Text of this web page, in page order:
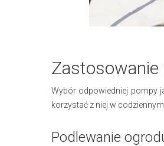
Zastosowanie
Wybór odpowiedniej pompy
korzystać z niej w
Podlewanie